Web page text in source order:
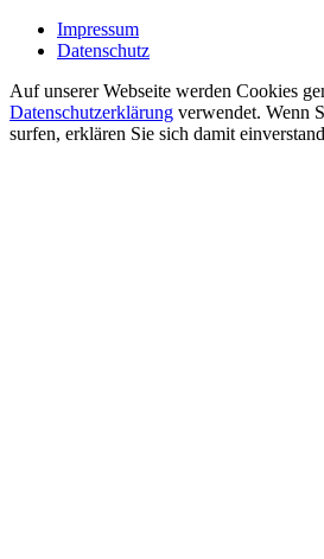
Impressum
Datenschutz
Auf unserer Webseite werden Cookies
Datenschutzerklärung verwendet. Wenn
surfen, erklären Sie sich damit